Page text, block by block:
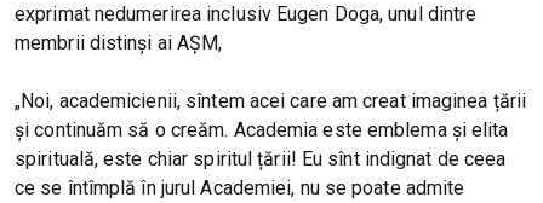
exprimat nedumerirea inclusiv Eugen Doga, unul dintre
membrii distinși ai AȘM,
„Noi, academicienii, sîntem acei care am creat imaginea țării
și continuăm să o creăm. Academia este emblema și elita
spirituală, este chiar spiritul țării! Eu sînt indignat de ceea
ce se întîmplă în jurul Academiei, nu se poate admite